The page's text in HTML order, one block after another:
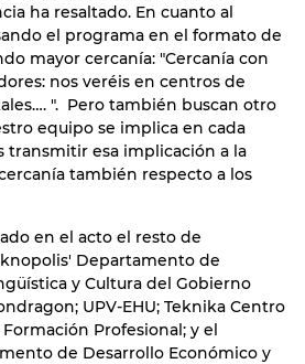
ha resaltado. En cuanto al
el programa en el formato de
mayor cercanía: "Cercanía con
nos veréis en centros de
". Pero también buscan otro
equipo se implica en cada
transmitir esa implicación a la
también respecto a los
en el acto el resto de
Departamento de
y Cultura del Gobierno
UPV-EHU; Teknika Centro
Profesional; y el
de Desarrollo Económico y